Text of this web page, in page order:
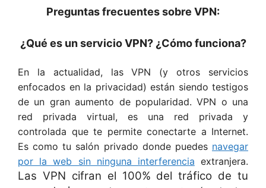
Preguntas frecuentes sobre VPN:
¿Qué es un servicio VPN? ¿Cómo funciona?
En la actualidad, las VPN (y otros servicios
enfocados en la privacidad) están siendo testigos
de un gran aumento de popularidad. VPN o una
red privada virtual, es una red privada y
controlada que te permite conectarte a Internet.
Es como tu salón privado donde puedes navegar
por la web sin ninguna interferencia extranjera.
Las VPN cifran el 100% del tráfico de tu